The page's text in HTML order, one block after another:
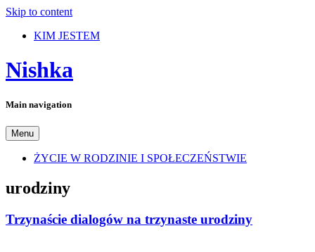
Skip to content
KIM JESTEM
Nishka
Main navigation
Menu
ŻYCIE W RODZINIE I SPOŁECZEŃSTWIE
urodziny
Trzynaście dialogów na trzynaste urodziny